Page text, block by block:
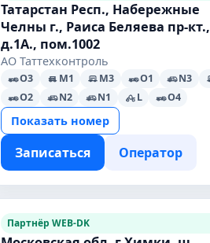
Татарстан Респ., Набережные
Челны г., Раиса Беляева пр-кт.,
д.1А., пом.1002
АО Таттехконтроль
O3 M1 M3 O1 N3
O2
N2 N1 L O4
Показать номер
Записаться Оператор
Партнёр WEB-DK